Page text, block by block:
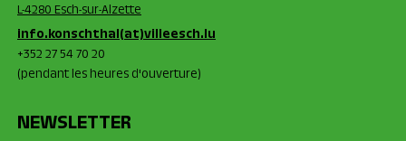
L-4280 Esch-sur-Alzette
info.konschthal(at)villeesch.lu
+352 27 54 70 20
(pendant les heures d'ouverture)
NEWSLETTER